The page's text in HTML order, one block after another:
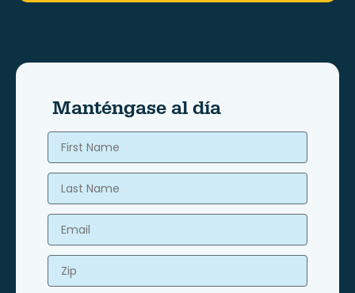
Manténgase al día
First Name
Last Name
Email
Zip